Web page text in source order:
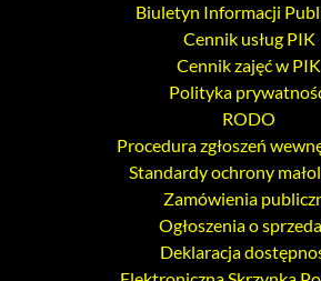
Biuletyn Informacji
Cennik usług PIK
Cennik zajęć w PIK
Polityka
RODO
Procedura zgłoszeń
Standardy ochrony
Zamówienia
Ogłoszenia o
Deklaracja